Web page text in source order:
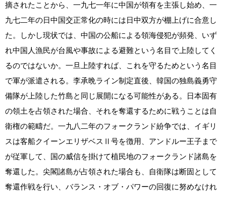
摘されたことから、一九七一年に中国が領有を主張し始め、一
九七二年の日中国交正常化の時には日中双方が棚上げに合意し
た。しかし現状では、中国の公船による領海侵犯が頻発、いず
れ中国人漁民が台風や事故による避難という名目で上陸してく
るのではないか。一旦上陸すれば、これを守るためという名目
で軍が派遣される。李承晩ライン制定直後、韓国の独島義勇守
備隊が上陸した竹島と同じ展開になる可能性がある。日本固有
の領土を占領された場合、それを奪還するために戦うことは自
衛権の範疇だ。一九八二年のフォークランド紛争では、イギリ
スは客船クイーンエリザベスⅡ号を徴用、アンドルー王子まで
が従軍して、国の威信を掛けて植民地のフォークランド諸島を
奪還した。尖閣諸島が占領された場合も、自衛隊は断固として
奪還作戦を行い、バランス・オブ・パワーの回復に努めなけれ